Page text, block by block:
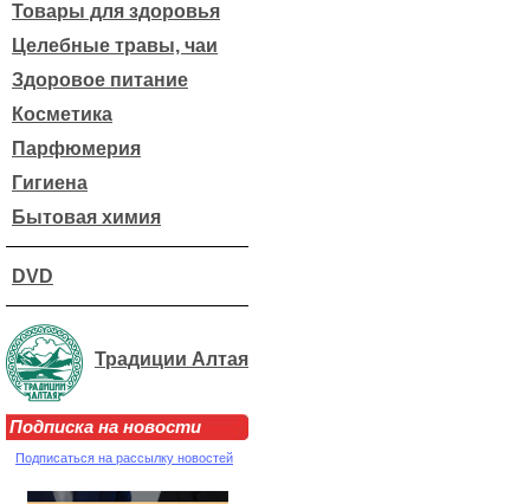
Товары для здоровья
Целебные травы, чаи
Здоровое питание
Косметика
Парфюмерия
Гигиена
Бытовая химия
DVD
Традиции Алтая
Подписка на новости
Подписаться на рассылку новостей